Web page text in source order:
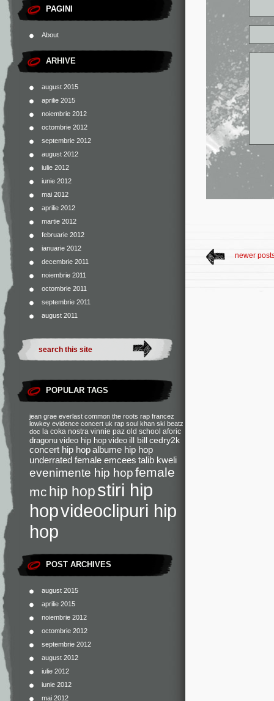
PAGINI
About
ARHIVE
august 2015
aprilie 2015
noiembrie 2012
octombrie 2012
septembrie 2012
august 2012
iulie 2012
iunie 2012
mai 2012
aprilie 2012
martie 2012
februarie 2012
ianuarie 2012
decembrie 2011
noiembrie 2011
octombrie 2011
septembrie 2011
august 2011
POPULAR TAGS
jean grae everlast common the roots rap francez
lowkey evidence concert uk rap soul khan ski beatz
doc la coka nostra vinnie paz old school aforic
dragonu video hip hop video ill bill cedry2k
concert hip hopalbume hip hop
underrated female emcees talib kweli
evenimente hip hopfemale
mc hip hopstiri hip
hopvideoclipuri hip
hop
POST ARCHIVES
august 2015
aprilie 2015
noiembrie 2012
octombrie 2012
septembrie 2012
august 2012
iulie 2012
iunie 2012
mai 2012
newer